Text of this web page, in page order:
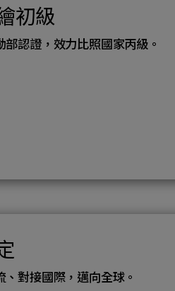
初級
部認證，效力比照國家丙級。
、對接國際，邁向全球。